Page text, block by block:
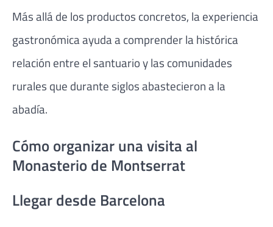
Más allá de los productos concretos, la experiencia
gastronómica ayuda a comprender la histórica
relación entre el santuario y las comunidades
rurales que durante siglos abastecieron a la
abadía.
Cómo organizar una visita al
Monasterio de Montserrat
Llegar desde Barcelona